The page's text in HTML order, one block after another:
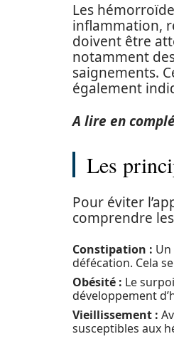
Les
inflammation,
doivent être
notamment
saignements.
également
A lire en
Les
Pour éviter
comprendre
Constipation :
défécation. Cela
Obésité : Le
développement
Vieillissement :
susceptibles aux